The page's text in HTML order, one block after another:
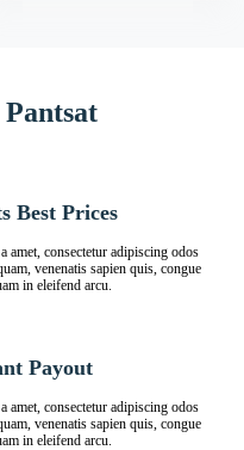
Best Prices
amet, consectetur adipiscing odos
venenatis sapien quis, congue
in eleifend arcu.
Payout
amet, consectetur adipiscing odos
venenatis sapien quis, congue
in eleifend arcu.